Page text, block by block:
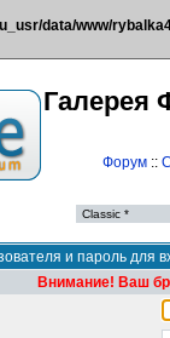
data/www/
Галерея
Форум::
и пароль для
Внимание! Ваш